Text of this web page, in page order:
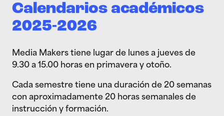
Calendarios académicos
2025-2026
Media Makers tiene lugar de lunes a jueves de
9.30 a 15.00 horas en primavera y otoño.
Cada semestre tiene una duración de 20 semanas
con aproximadamente 20 horas semanales de
instrucción y formación.